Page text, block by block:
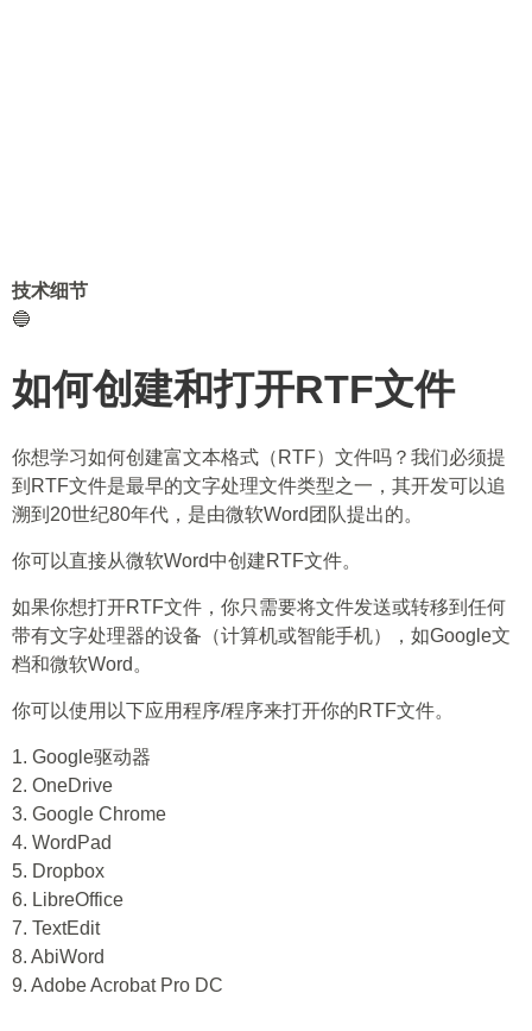
技术细节
🔵
如何创建和打开RTF文件
你想学习如何创建富文本格式（RTF）文件吗？我们必须提
到RTF文件是最早的文字处理文件类型之一，其开发可以追
溯到20世纪80年代，是由微软Word团队提出的。
你可以直接从微软Word中创建RTF文件。
如果你想打开RTF文件，你只需要将文件发送或转移到任何
带有文字处理器的设备（计算机或智能手机），如Google文
档和微软Word。
你可以使用以下应用程序/程序来打开你的RTF文件。
1. Google驱动器
2. OneDrive
3. Google Chrome
4. WordPad
5. Dropbox
6. LibreOffice
7. TextEdit
8. AbiWord
9. Adobe Acrobat Pro DC